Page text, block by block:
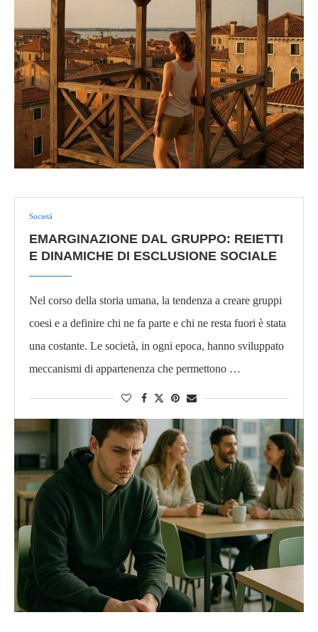
Società
EMARGINAZIONE DAL GRUPPO: REIETTI
E DINAMICHE DI ESCLUSIONE SOCIALE
Nel corso della storia umana, la tendenza a creare gruppi
coesi e a definire chi ne fa parte e chi ne resta fuori è stata
una costante. Le società, in ogni epoca, hanno sviluppato
meccanismi di appartenenza che permettono …